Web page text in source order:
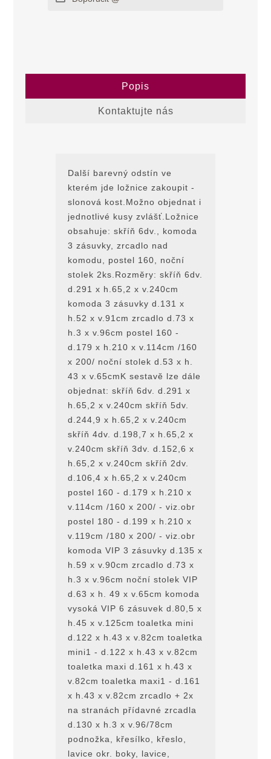
Popis
Kontaktujte nás
Další barevný odstín ve
kterém jde ložnice zakoupit -
slonová kost.Možno objednat i
jednotlivé kusy zvlášť.Ložnice
obsahuje: skříň 6dv., komoda
3 zásuvky, zrcadlo nad
komodu, postel 160, noční
stolek 2ks.Rozmĕry: skříň 6dv.
d.291 x h.65,2 x v.240cm
komoda 3 zásuvky d.131 x
h.52 x v.91cm zrcadlo d.73 x
h.3 x v.96cm postel 160 -
d.179 x h.210 x v.114cm /160
x 200/ noční stolek d.53 x h.
43 x v.65cmK sestavĕ lze dále
objednat: skříň 6dv. d.291 x
h.65,2 x v.240cm skříň 5dv.
d.244,9 x h.65,2 x v.240cm
skříň 4dv. d.198,7 x h.65,2 x
v.240cm skříň 3dv. d.152,6 x
h.65,2 x v.240cm skříň 2dv.
d.106,4 x h.65,2 x v.240cm
postel 160 - d.179 x h.210 x
v.114cm /160 x 200/ - viz.obr
postel 180 - d.199 x h.210 x
v.119cm /180 x 200/ - viz.obr
komoda VIP 3 zásuvky d.135 x
h.59 x v.90cm zrcadlo d.73 x
h.3 x v.96cm noční stolek VIP
d.63 x h. 49 x v.65cm komoda
vysoká VIP 6 zásuvek d.80,5 x
h.45 x v.125cm toaletka mini
d.122 x h.43 x v.82cm toaletka
mini1 - d.122 x h.43 x v.82cm
toaletka maxi d.161 x h.43 x
v.82cm toaletka maxi1 - d.161
x h.43 x v.82cm zrcadlo + 2x
na stranách přídavné zrcadla
d.130 x h.3 x v.96/78cm
podnožka, křesílko, křeslo,
lavice okr. boky, lavice,